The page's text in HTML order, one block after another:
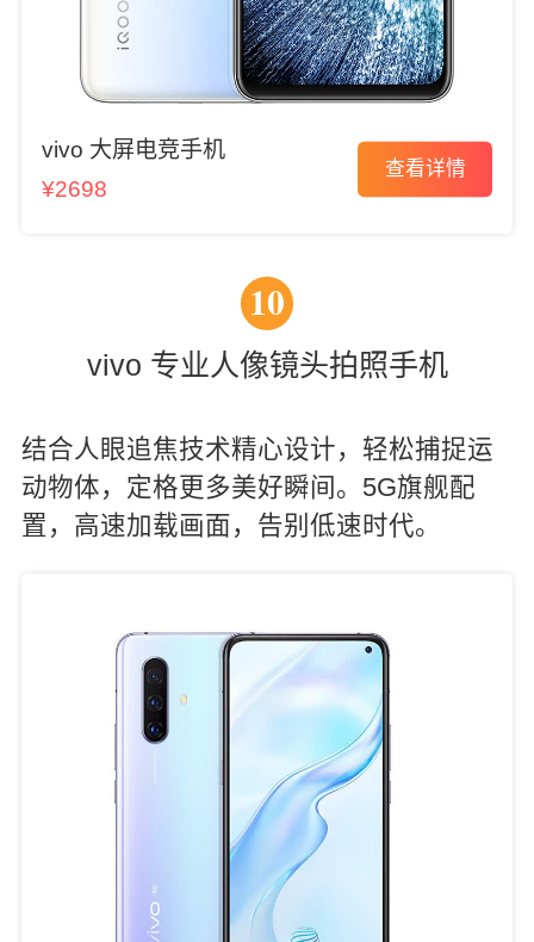
vivo 大屏电竞手机
¥2698
查看详情
10
vivo 专业人像镜头拍照手机
结合人眼追焦技术精心设计，轻松捕捉运
动物体，定格更多美好瞬间。5G旗舰配
置，高速加载画面，告别低速时代。